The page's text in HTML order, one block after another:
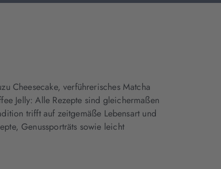
Cheesecake, verführerisches Matcha
Jelly: Alle Rezepte sind gleichermaßen
trifft auf zeitgemäße Lebensart und
Genussporträts sowie leicht